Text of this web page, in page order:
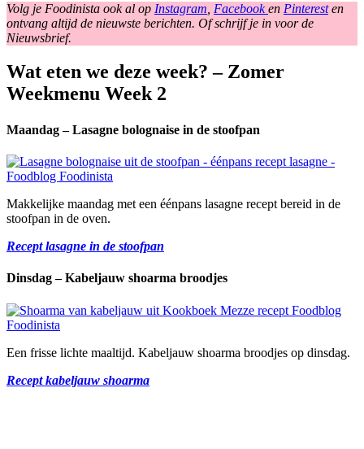
Volg je Foodinista ook al op Instagram Facebooken Pinteresten
ontvang altijd de nieuwste berichten. Of schrijf je in voor de
Nieuwsbrief.
Wat eten we deze week? – Zomer
Weekmenu Week 2
Maandag – Lasagne bolognaise in de stoofpan
Makkelijke maandag met een éénpans lasagne recept bereid in de
stoofpan in de oven.
Recept lasagne in de stoofpan
Dinsdag – Kabeljauw shoarma broodjes
Een frisse lichte maaltijd. Kabeljauw shoarma broodjes op dinsdag.
Recept kabeljauw shoarma